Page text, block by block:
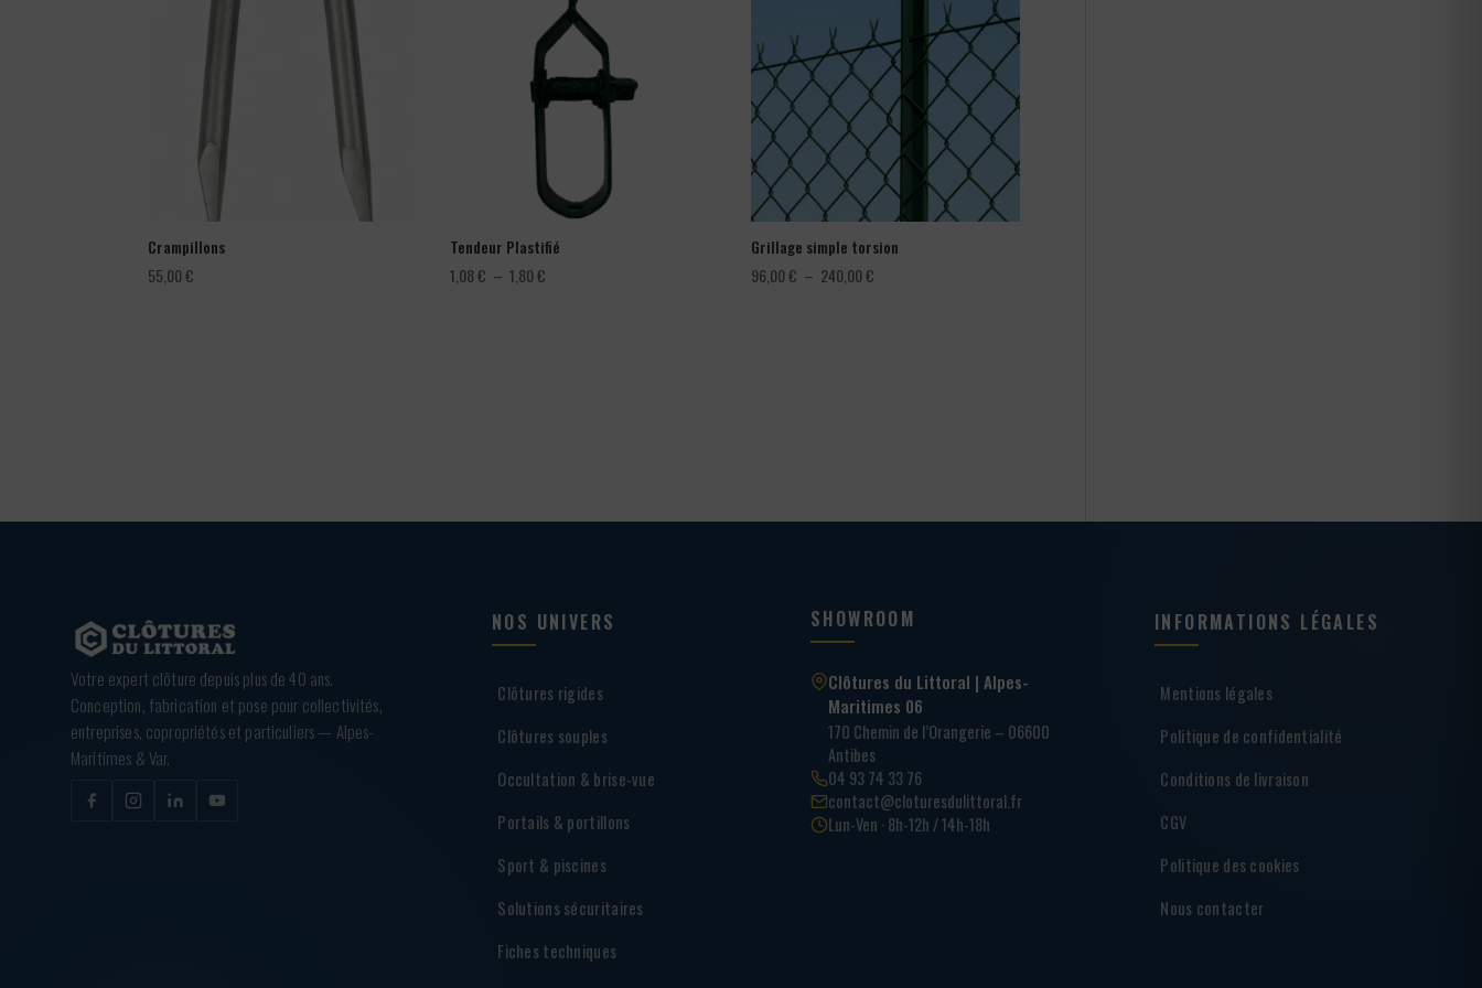
Crampillons
55,00€
Tendeur Plastifié
1,08€ – 1,80€Plage
Grillage simple torsion
96,00€ – 240,00€
Votre expert clôture depuis plus de 40 ans.
Conception, fabrication et pose pour collectivités,
entreprises, copropriétés et particuliers — Alpes-
Maritimes & Var.
NOS UNIVERS
Clôtures rigides
Clôtures souples
Occultation & brise-vue
Portails & portillons
Sport & piscines
Solutions sécuritaires
Fiches techniques
SHOWROOM
Clôtures du Littoral | Alpes-
Maritimes 06
170 Chemin de l’Orangerie – 06600
Antibes
04 93 74 33 76
contact@cloturesdulittoral.fr
Lun-Ven · 8h-12h / 14h-18h
INFORMATIONS LÉGALES
Mentions légales
Politique de confidentialité
Conditions de livraison
CGV
Politique des cookies
Nous contacter